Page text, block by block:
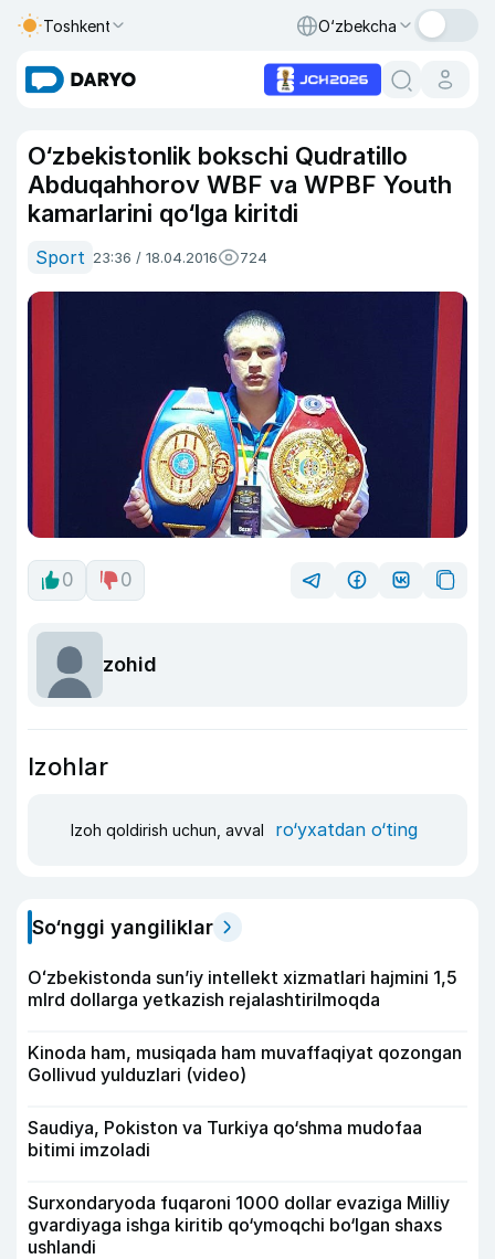
Toshkent O‘zbekcha
O‘zbekistonlik bokschi Qudratillo
Abduqahhorov WBF va WPBF Youth
kamarlarini qo‘lga kiritdi
Sport 23:36 / 18.04.2016 724
0 0
zohid
Izohlar
Izoh qoldirish uchun, avval ro‘yxatdan o‘ting
So‘nggi yangiliklar
Oʻzbekistonda sunʼiy intellekt xizmatlari hajmini 1,5
mlrd dollarga yetkazish rejalashtirilmoqda
Kinoda ham, musiqada ham muvaffaqiyat qozongan
Gollivud yulduzlari (video)
Saudiya, Pokiston va Turkiya qo‘shma mudofaa
bitimi imzoladi
Surxondaryoda fuqaroni 1000 dollar evaziga Milliy
gvardiyaga ishga kiritib qo‘ymoqchi bo‘lgan shaxs
ushlandi